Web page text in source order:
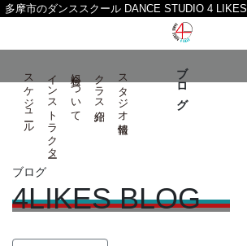
多摩市のダンススクール DANCE STUDIO 4 LIKES
スケジュールインストラクター 料金について クラス紹介 スタジオ情報 ブ ロ グ
ブログ
4LIKES BLOG